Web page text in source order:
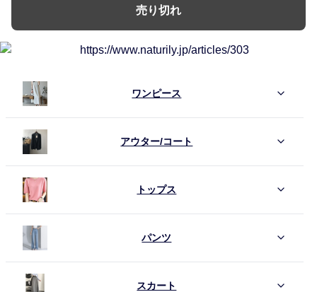
売り切れ
ワンピース
アウター/コート
トップス
パンツ
スカート